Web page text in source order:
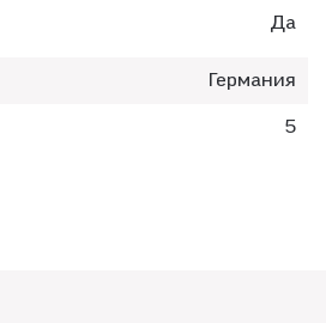
Да
Германия
5